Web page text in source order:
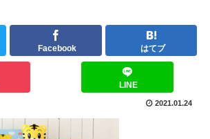
Facebook はてブ
LINE
2021.01.24